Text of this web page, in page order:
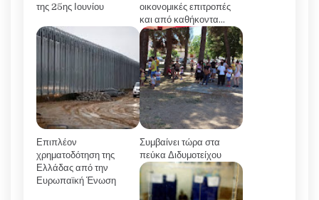
της 25ης Ιουνίου
οικονομικές επιτροπές
και από καθήκοντα...
Επιπλέον
χρηματοδότηση της
Ελλάδας από την
Ευρωπαϊκή Ένωση
Συμβαίνει τώρα στα
πεύκα Διδυμοτείχου